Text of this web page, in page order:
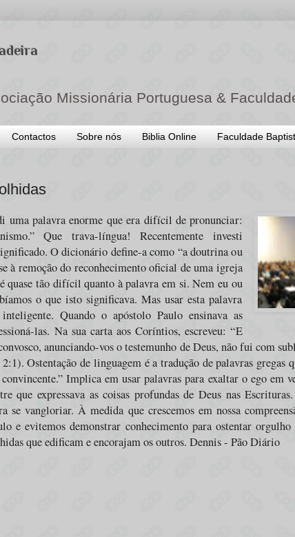
Missionária Portuguesa &
Contactos Sobre nós Biblia Online Faculdade
uma palavra enorme que era difícil de pronunciar:
Que trava-língua! Recentemente investi
O dicionário define-a como “a doutrina ou
à remoção do reconhecimento oficial de uma igreja
quase tão difícil quanto à palavra em si. Nem eu ou
o que isto significava. Mas usar esta palavra
Quando o apóstolo Paulo ensinava as
las. Na sua carta aos Coríntios, escreveu: “E
anunciando-vos o testemunho de Deus, não fui com
Ostentação de linguagem é a tradução de palavras gregas
Implica em usar palavras para exaltar o ego em
que expressava as coisas profundas de Deus nas
se vangloriar. À medida que crescemos em nossa
e evitemos demonstrar conhecimento para ostentar
que edificam e encorajam os outros. Dennis - Pão Diário